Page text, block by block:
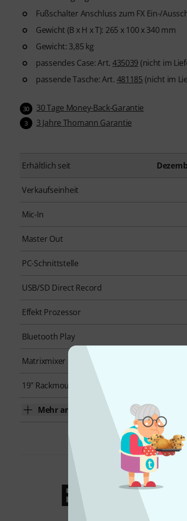
Fußschalter Anschluss zum FX Ein-/
Gewicht (B x H x T): 265 x 100 x 340 mm
Gewicht: 3,85 kg
passendes Case: Art. 435039 (nicht im
passende Tasche: Art. 481185 (nicht im
30 30 Tage Money-Back-Garantie
3 3 Jahre Thomann Garantie
Erhältlich seit
Verkaufseinheit
Mic-In
Master Out
PC-Schnittstelle
USB/SD Direct Record
Effekt Prozessor
Bluetooth Play
Matrixmixer
19" Rackmount
Mehr anzeigen
Bundles &